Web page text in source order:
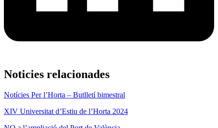
Noticies relacionades
Notícies Per l’Horta – Butlletí bimestral
XIV Universitat d’Estiu de l’Horta 2024